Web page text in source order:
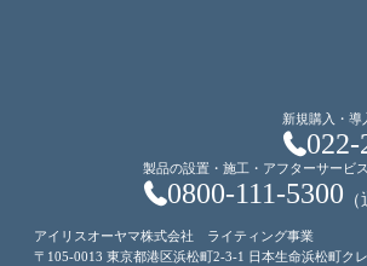
新規購入・導
022-
製品の設置・施工・アフターサービ
0800-111-5300
アイリスオーヤマ株式会社 ライティング事業
〒105-0013 東京都港区浜松町2-3-1 日本生命浜松町ク